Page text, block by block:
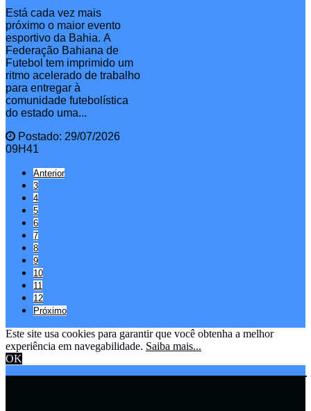
Está cada vez mais
próximo o maior evento
esportivo da Bahia. A
Federação Bahiana de
Futebol tem imprimido um
ritmo acelerado de trabalho
para entregar à
comunidade futebolística
do estado uma...
Postado: 29/07/2026
09H41
Anterior
3
4
5
6
7
8
9
10
11
12
Próximo
Este site usa cookies para garantir que você obtenha a melhor
experiência em navegabilidade. Saiba mais...
OK